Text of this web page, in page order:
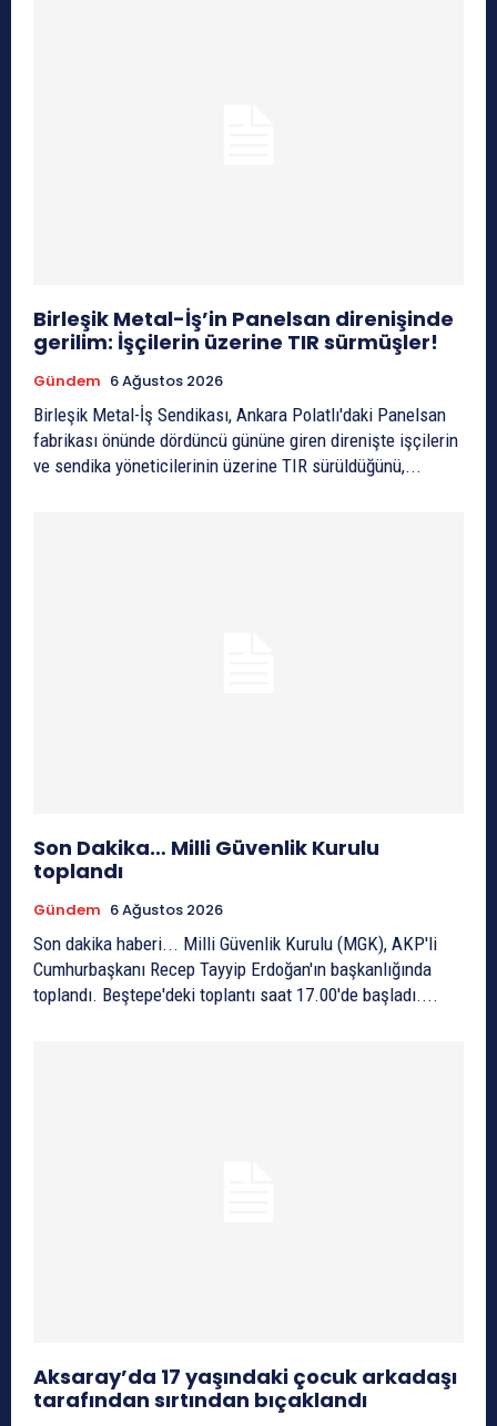
Birleşik Metal-İş’in Panelsan direnişinde
gerilim: İşçilerin üzerine TIR sürmüşler!
Gündem 6 Ağustos 2026
Birleşik Metal-İş Sendikası, Ankara Polatlı'daki Panelsan
fabrikası önünde dördüncü gününe giren direnişte işçilerin
ve sendika yöneticilerinin üzerine TIR sürüldüğünü,...
Son Dakika… Milli Güvenlik Kurulu
toplandı
Gündem 6 Ağustos 2026
Son dakika haberi... Milli Güvenlik Kurulu (MGK), AKP'li
Cumhurbaşkanı Recep Tayyip Erdoğan'ın başkanlığında
toplandı. Beştepe'deki toplantı saat 17.00'de başladı....
Aksaray’da 17 yaşındaki çocuk arkadaşı
tarafından sırtından bıçaklandı